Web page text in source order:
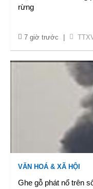
rừng
7 giờ trước
VĂN HOÁ & XÃ HỘI
Ghe gỗ phát nổ trên